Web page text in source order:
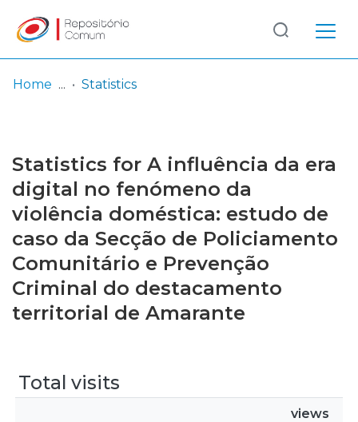
Browse repository
Entities
Log
In
(current)
Home Statistics
Statistics for A influência da era
digital no fenómeno da
violência doméstica: estudo de
caso da Secção de Policiamento
Comunitário e Prevenção
Criminal do destacamento
territorial de Amarante
Total visits
views